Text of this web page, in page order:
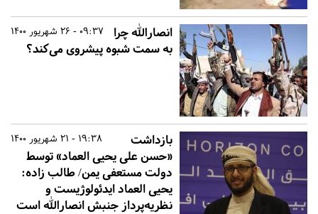
09:37 - 26 شهریور 1400
انصارالله چرا
به سمت شبوه پیشروی می‌کند؟
19:38 - 21 شهریور 1400
بازداشت
«حسن علی یحیی العماد» توسط
دولت مستعفی یمن/ طالب زاده:
یحیی العماد ایدئولوژیست و
نظریه‌پرداز جنبش انصارالله است